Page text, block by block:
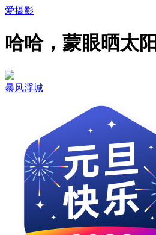
爱摄影
哈哈，蒙眼晒太阳
暴风浮城